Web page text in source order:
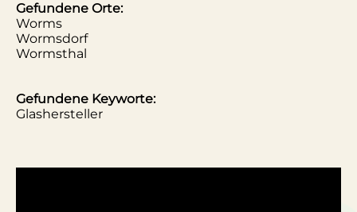
Gefundene Orte:
Worms
Wormsdorf
Wormsthal
Gefundene Keyworte:
Glashersteller